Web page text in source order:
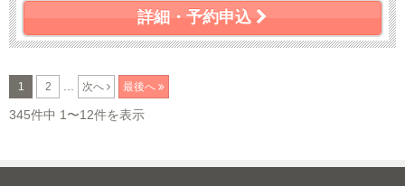
詳細・予約申込
1 2 次へ 最後へ
345件中 1〜12件を表示